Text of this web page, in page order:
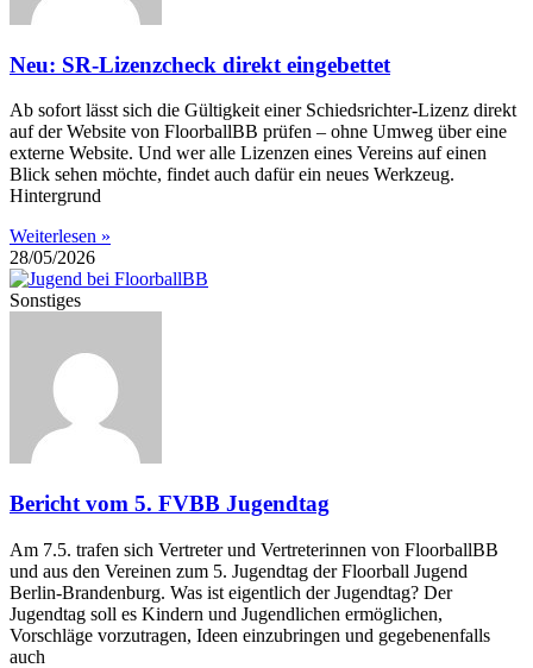
Neu: SR-Lizenzcheck direkt eingebettet
Ab sofort lässt sich die Gültigkeit einer Schiedsrichter-Lizenz direkt
auf der Website von FloorballBB prüfen – ohne Umweg über eine
externe Website. Und wer alle Lizenzen eines Vereins auf einen
Blick sehen möchte, findet auch dafür ein neues Werkzeug.
Hintergrund
Weiterlesen »
28/05/2026
Sonstiges
Bericht vom 5. FVBB Jugendtag
Am 7.5. trafen sich Vertreter und Vertreterinnen von FloorballBB
und aus den Vereinen zum 5. Jugendtag der Floorball Jugend
Berlin-Brandenburg. Was ist eigentlich der Jugendtag? Der
Jugendtag soll es Kindern und Jugendlichen ermöglichen,
Vorschläge vorzutragen, Ideen einzubringen und gegebenenfalls
auch